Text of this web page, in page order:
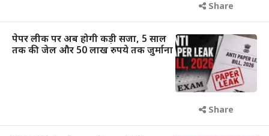
Share
पेपर लीक पर अब होगी कड़ी सजा, 5 साल
तक की जेल और 50 लाख रुपये तक जुर्माना
Share